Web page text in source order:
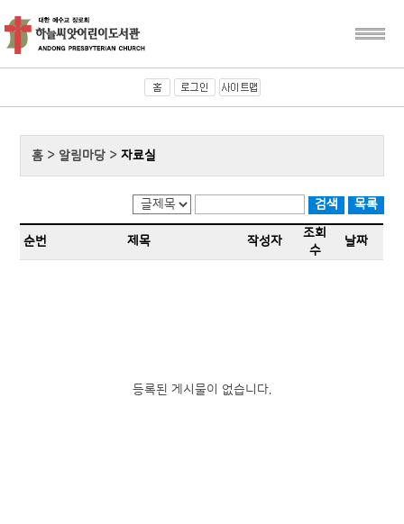
홈 > 알림마당 >자료실
순번 제목 작성자
조회
수
날짜
등록된 게시물이 없습니다.